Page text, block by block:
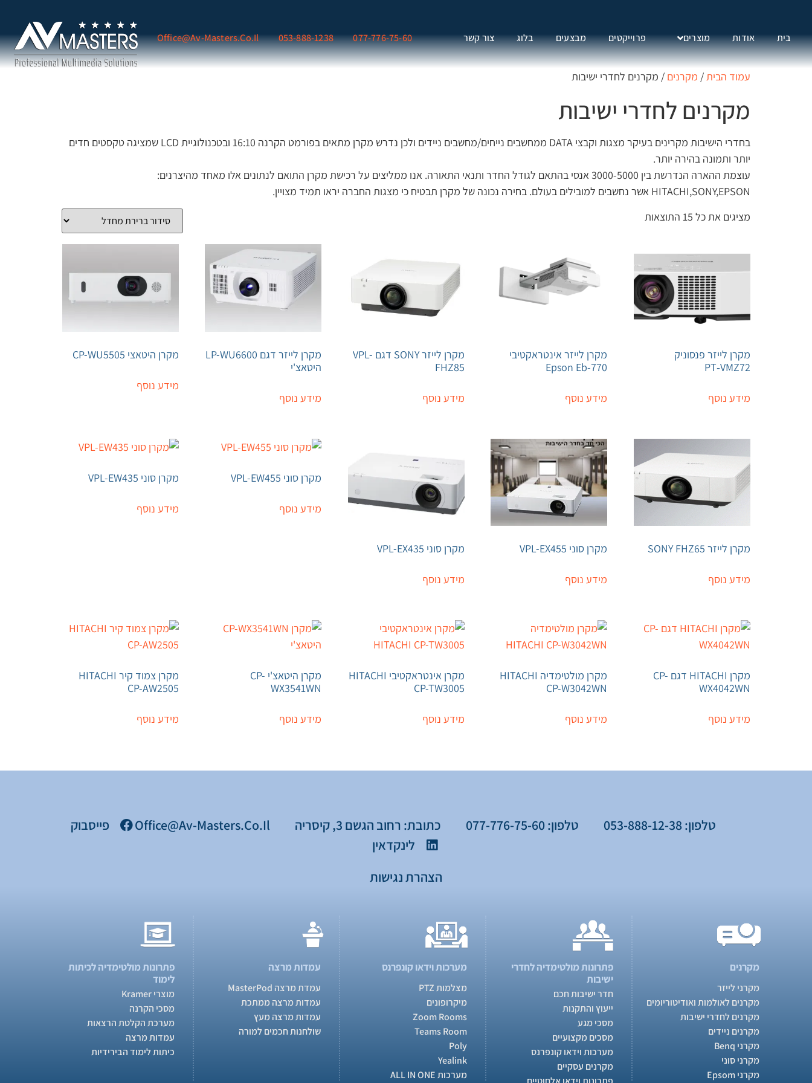
בית אודות מוצרים פרוייקטים מבצעים בלוג צור קשר 077-776-75-60
053-888-1238
Office@av-Masters.co.il
עמוד הבית/ מקרנים / מקרנים לחדרי ישיבות
מקרנים לחדרי ישיבות
בחדרי הישיבות מקרינים בעיקר מצגות וקבצי DATA ממחשבים נייחים/מחשבים ניידים ולכן נדרש מקרן מתאים בפורמט הקרנה 16:10 ובטכנולוגיית LCD שמציגה טקסטים חדים
יותר ותמונה בהירה יותר.
עוצמת ההארה הנדרשת בין 3000-5000 אנסי בהתאם לגודל החדר ותנאי התאורה. אנו ממליצים על רכישת מקרן התואם לנתונים אלו מאחד מהיצרנים:
HITACHI,SONY,EPSON אשר נחשבים למובילים בעולם. בחירה נכונה של מקרן תבטיח כי מצגות החברה יראו תמיד מצויין.
מציגים את כל ⁦15⁩ התוצאות
מקרן לייזר פנסוניק
PT‑VMZ72
מידע נוסף
מקרן לייזר אינטראקטיבי
Epson Eb-770
מידע נוסף
מקרן לייזר SONY דגם VPL-
FHZ85
מידע נוסף
מקרן לייזר דגם LP-WU6600
היטאצ'י
מידע נוסף
מקרן היטאצי CP-WU5505
מידע נוסף
מקרן לייזר SONY FHZ65
מידע נוסף
מקרן סוני VPL-EX455
מידע נוסף
מקרן סוני VPL-EX435
מידע נוסף
מקרן סוני VPL-EW455
מידע נוסף
מקרן סוני VPL-EW435
מידע נוסף
מקרן HITACHI דגם CP-
WX4042WN
מידע נוסף
מקרן מולטימדיה HITACHI
CP-W3042WN
מידע נוסף
מקרן אינטראקטיבי HITACHI
CP-TW3005
מידע נוסף
מקרן היטאצ'י CP-
WX3541WN
מידע נוסף
מקרן צמוד קיר HITACHI
CP-AW2505
מידע נוסף
טלפון: 053-888-12-38 טלפון: 077-776-75-60 כתובת: רחוב הגשם 3, קיסריה Office@av-Masters.co.il
פייסבוק
לינקדאין
הצהרת נגישות
מקרנים
מקרני לייזר
מקרנים לאולמות ואודיטוריומים
מקרנים לחדרי ישיבות
מקרנים ניידים
מקרני Benq
מקרני סוני
מקרני Epsom
פתרונות מולטימדיה לחדרי
ישיבות
חדר ישיבות חכם
ייעוץ והתקנות
מסכי מגע
מסכים מקצועיים
מערכות וידאו קונפרנס
מקרנים עסקיים
מערכות וידאו קונפרנס
מצלמות PTZ
מיקרופונים
Zoom Rooms
Teams Room
Poly
Yealink
מערכות ALL IN ONE
עמדות מרצה
עמדת מרצה MasterPod
עמדות מרצה ממתכת
עמדות מרצה מעץ
שולחנות חכמים למורה
פתרונות מולטימדיה לכיתות
לימוד
מוצרי Kramer
מסכי הקרנה
מערכת הקלטת הרצאות
עמדות מרצה
כיתות לימוד הבירידיות